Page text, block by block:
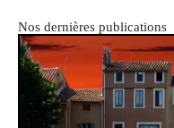
Nos dernières publications